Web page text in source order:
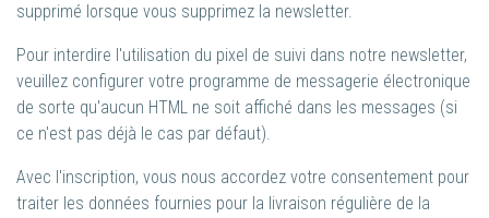
supprimé lorsque vous supprimez la newsletter.
Pour interdire l'utilisation du pixel de suivi dans notre newsletter,
veuillez configurer votre programme de messagerie électronique
de sorte qu'aucun HTML ne soit affiché dans les messages (si
ce n'est pas déjà le cas par défaut).
Avec l'inscription, vous nous accordez votre consentement pour
traiter les données fournies pour la livraison régulière de la